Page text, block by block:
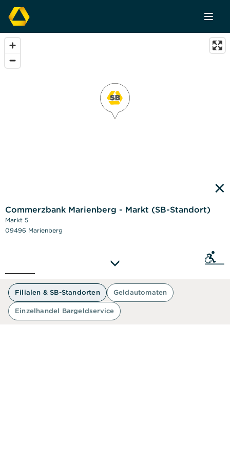
×
Commerzbank Marienberg - Markt (SB-Standort)
Sie
Markt 5
09496 Marienberg
Filialen & SB-Standorten Geldautomaten
Einzelhandel Bargeldservice